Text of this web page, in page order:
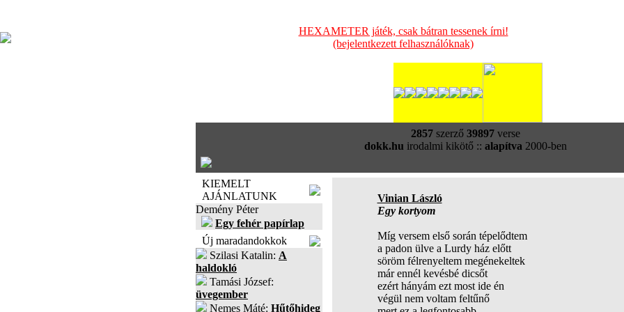
HEXAMETER játék, csak bátran tessenek írni!
(bejelentkezett felhasználóknak)
2857szerző 39897verse
dokk.hu irodalmi kikötő :: alapítva 2000-ben
KIEMELT
AJÁNLATUNK
Demény Péter
Egy fehér papírlap
Új maradandokkok
Szilasi Katalin: A
haldokló
Tamási József:
üvegember
Nemes Máté: Hűtőhideg
Vinian László
Egy kortyom
Míg versem első során tépelődtem
a padon ülve a Lurdy ház előtt
söröm félrenyeltem megénekeltek
már ennél kevésbé dicsőt
ezért hányám ezt most ide én
végül nem voltam feltűnő